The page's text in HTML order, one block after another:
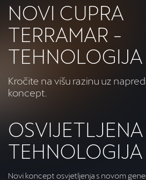
NOVI CUPRA
TERRAMAR -
TEHNOLOGIJA
Kročite na višu razinu uz
koncept.
OSVIJETLJENA
TEHNOLOGIJA
Novi koncept osvjetljenja s novom